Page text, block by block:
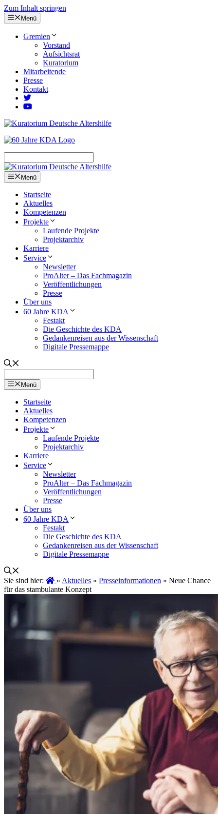
Zum Inhalt springen
Menü
Gremien
Vorstand
Aufsichtsrat
Kuratorium
Mitarbeitende
Presse
Kontakt
Menü
Startseite
Aktuelles
Kompetenzen
Projekte
Laufende Projekte
Projektarchiv
Karriere
Service
Newsletter
ProAlter – Das Fachmagazin
Veröffentlichungen
Presse
Über uns
60 Jahre KDA
Festakt
Die Geschichte des KDA
Gedankenreisen aus der Wissenschaft
Digitale Pressemappe
Menü
Startseite
Aktuelles
Kompetenzen
Projekte
Laufende Projekte
Projektarchiv
Karriere
Service
Newsletter
ProAlter – Das Fachmagazin
Veröffentlichungen
Presse
Über uns
60 Jahre KDA
Festakt
Die Geschichte des KDA
Gedankenreisen aus der Wissenschaft
Digitale Pressemappe
Sie sind hier: » Aktuelles » Presseinformationen » Neue Chance
für das stambulante Konzept